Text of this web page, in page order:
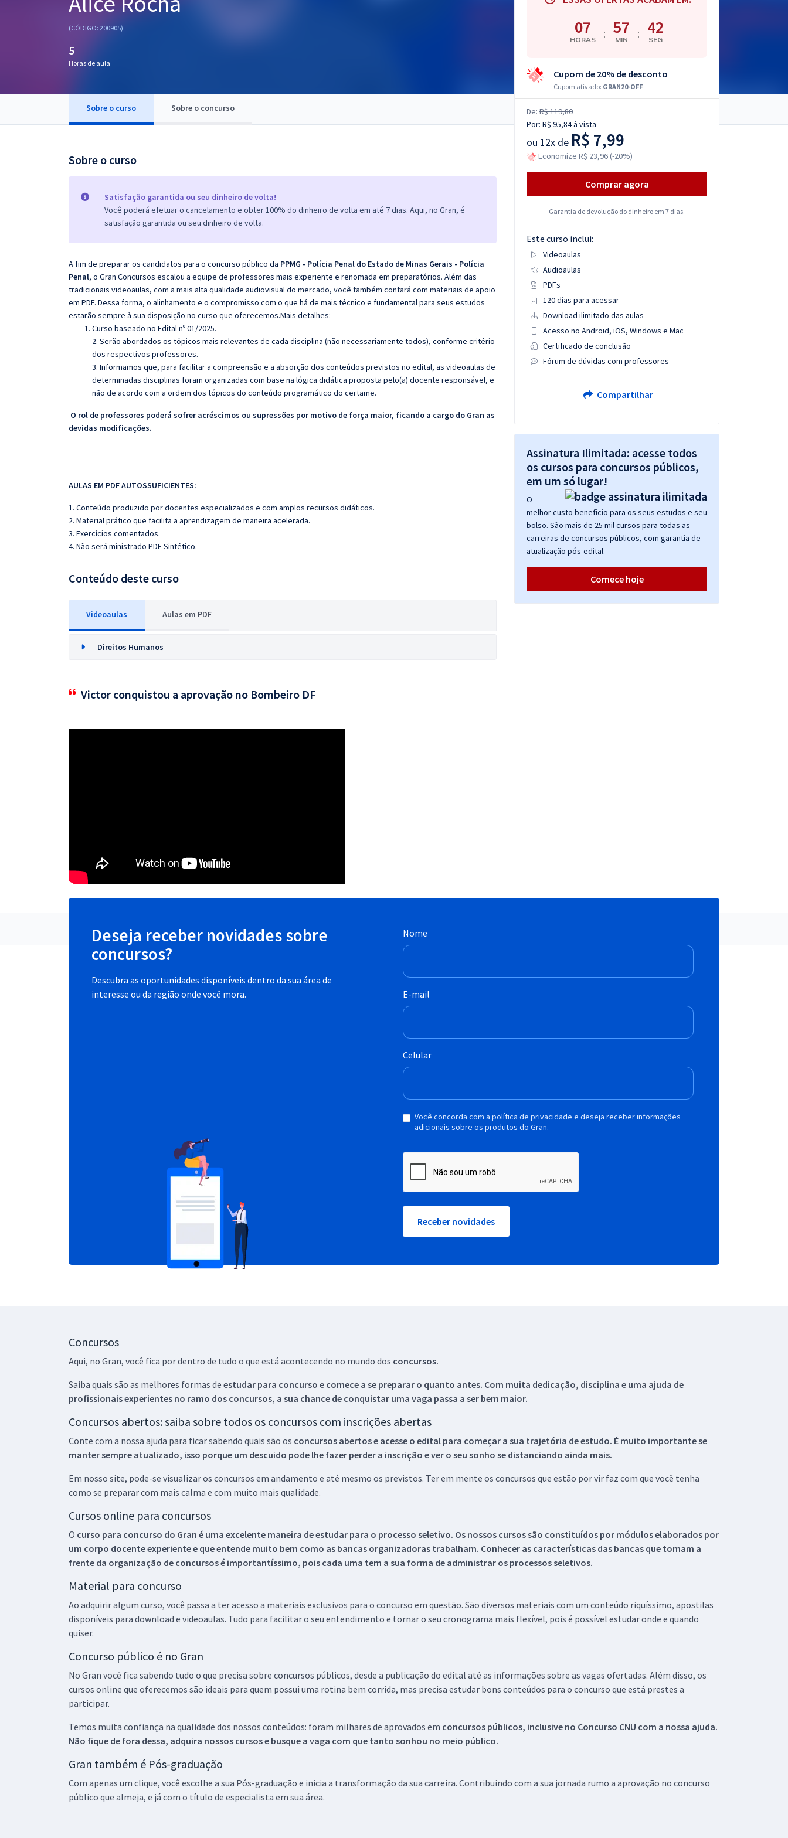
Questões grátis
(CÓDIGO: 200905)
5
Horas de aula
Sobre o curso Sobre o concurso
Sobre o curso
Satisfação garantida ou seu dinheiro de volta!
Você poderá efetuar o cancelamento e obter 100% do dinheiro de volta em até 7 dias. Aqui, no Gran, é
satisfação garantida ou seu dinheiro de volta.
A fim de preparar os candidatos para o concurso público da PPMG - Polícia Penal do Estado de Minas Gerais - Polícia
Penal, o Gran Concursos escalou a equipe de professores mais experiente e renomada em preparatórios. Além das
tradicionais videoaulas, com a mais alta qualidade audiovisual do mercado, você também contará com materiais de apoio
em PDF. Dessa forma, o alinhamento e o compromisso com o que há de mais técnico e fundamental para seus estudos
estarão sempre à sua disposição no curso que oferecemos.Mais detalhes:
Curso baseado no Edital nº 01/2025.
2. Serão abordados os tópicos mais relevantes de cada disciplina (não necessariamente todos), conforme critério
dos respectivos professores.
3. Informamos que, para facilitar a compreensão e a absorção dos conteúdos previstos no edital, as videoaulas de
determinadas disciplinas foram organizadas com base na lógica didática proposta pelo(a) docente responsável, e
não de acordo com a ordem dos tópicos do conteúdo programático do certame.
O rol de professores poderá sofrer acréscimos ou supressões por motivo de força maior, ficando a cargo do Gran as
devidas modificações.
AULAS EM PDF AUTOSSUFICIENTES:
1. Conteúdo produzido por docentes especializados e com amplos recursos didáticos.
2. Material prático que facilita a aprendizagem de maneira acelerada.
3. Exercícios comentados.
4. Não será ministrado PDF Sintético.
Conteúdo deste curso
Videoaulas Aulas em PDF
Direitos Humanos
Victor conquistou a aprovação no Bombeiro DF
07
HORAS : 57
MIN : 41
SEG
Cupom de 20% de desconto
Cupom ativado: GRAN20-OFF
De: R$ 119,80
Por: R$ 95,84à vista
ou 12x de R$ 7,99
Economize R$ 23,96 (-20%)
Comprar agora
Garantia de devolução do dinheiro em 7 dias.
Este curso inclui:
Videoaulas
Audioaulas
PDFs
120 dias para acessar
Download ilimitado das aulas
Acesso no Android, iOS, Windows e Mac
Certificado de conclusão
Fórum de dúvidas com professores
Compartilhar
Assinatura Ilimitada: acesse todos
os cursos para concursos públicos,
em um só lugar!
O
melhor custo benefício para os seus estudos e seu
bolso. São mais de 25 mil cursos para todas as
carreiras de concursos públicos, com garantia de
atualização pós-edital.
Comece hoje
Deseja receber novidades sobre
concursos?
Descubra as oportunidades disponíveis dentro da sua área de
interesse ou da região onde você mora.
Nome
E-mail
Celular
Você concorda com a política de privacidade e deseja receber informações
adicionais sobre os produtos do Gran.
Receber novidades
Concursos
Aqui, no Gran, você fica por dentro de tudo o que está acontecendo no mundo dos concursos.
Saiba quais são as melhores formas de estudar para concurso e comece a se preparar o quanto antes. Com muita dedicação, disciplina e uma ajuda de
profissionais experientes no ramo dos concursos, a sua chance de conquistar uma vaga passa a ser bem maior.
Concursos abertos: saiba sobre todos os concursos com inscrições abertas
Conte com a nossa ajuda para ficar sabendo quais são os concursos abertos e acesse o edital para começar a sua trajetória de estudo. É muito importante se
manter sempre atualizado, isso porque um descuido pode lhe fazer perder a inscrição e ver o seu sonho se distanciando ainda mais.
Em nosso site, pode-se visualizar os concursos em andamento e até mesmo os previstos. Ter em mente os concursos que estão por vir faz com que você tenha
como se preparar com mais calma e com muito mais qualidade.
Cursos online para concursos
O curso para concurso do Gran é uma excelente maneira de estudar para o processo seletivo. Os nossos cursos são constituídos por módulos elaborados por
um corpo docente experiente e que entende muito bem como as bancas organizadoras trabalham. Conhecer as características das bancas que tomam a
frente da organização de concursos é importantíssimo, pois cada uma tem a sua forma de administrar os processos seletivos.
Material para concurso
Ao adquirir algum curso, você passa a ter acesso a materiais exclusivos para o concurso em questão. São diversos materiais com um conteúdo riquíssimo, apostilas
disponíveis para download e videoaulas. Tudo para facilitar o seu entendimento e tornar o seu cronograma mais flexível, pois é possível estudar onde e quando
quiser.
Concurso público é no Gran
No Gran você fica sabendo tudo o que precisa sobre concursos públicos, desde a publicação do edital até as informações sobre as vagas ofertadas. Além disso, os
cursos online que oferecemos são ideais para quem possui uma rotina bem corrida, mas precisa estudar bons conteúdos para o concurso que está prestes a
participar.
Temos muita confiança na qualidade dos nossos conteúdos: foram milhares de aprovados em concursos públicos, inclusive no Concurso CNU com a nossa ajuda.
Não fique de fora dessa, adquira nossos cursos e busque a vaga com que tanto sonhou no meio público.
Gran também é Pós-graduação
Com apenas um clique, você escolhe a sua Pós-graduação e inicia a transformação da sua carreira. Contribuindo com a sua jornada rumo a aprovação no concurso
público que almeja, e já com o título de especialista em sua área.